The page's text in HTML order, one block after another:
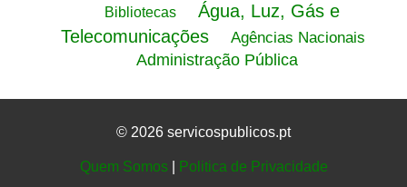
Bibliotecas
Água, Luz, Gás e
Telecomunicações
Agências Nacionais
Administração Pública
© 2026 servicospublicos.pt
Quem Somos| Politica de Privacidade